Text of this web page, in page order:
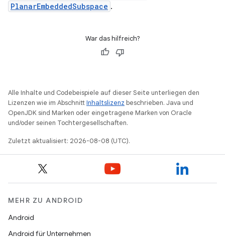
PlanarEmbeddedSubspace .
War das hilfreich?
Alle Inhalte und Codebeispiele auf dieser Seite unterliegen den
Lizenzen wie im AbschnittInhaltslizenz beschrieben. Java und
OpenJDK sind Marken oder eingetragene Marken von Oracle
und/oder seinen Tochtergesellschaften.
Zuletzt aktualisiert: 2026-08-08 (UTC).
MEHR ZU ANDROID
Android
Android für Unternehmen